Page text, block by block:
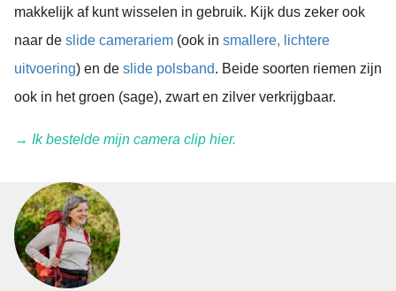
makkelijk af kunt wisselen in gebruik. Kijk dus zeker ook
naar de slide camerariem (ook in smallere, lichtere
uitvoering) en de slide polsband. Beide soorten riemen zijn
ook in het groen (sage), zwart en zilver verkrijgbaar.
→ Ik bestelde mijn camera clip hier.